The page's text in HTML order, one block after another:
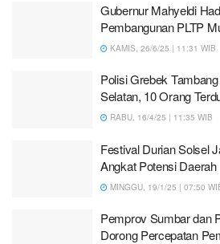
Gubernur Mahyeldi
Pembangunan PLTP
KAMIS, 26/6/25 | 11:31 WIB
Polisi Grebek
Selatan, 10 Orang
RABU, 16/4/25 | 11:35 WIB
Festival Durian Solsel
Angkat Potensi Daerah
MINGGU, 19/1/25 | 07:50
Pemprov Sumbar dan
Dorong Percepatan